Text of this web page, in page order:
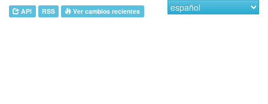
API RSS Ver cambios recientes